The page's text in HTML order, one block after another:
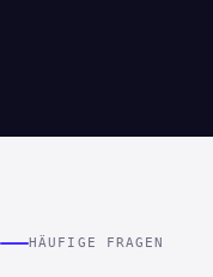
HÄUFIGE FRAGEN